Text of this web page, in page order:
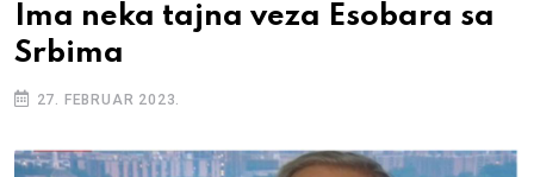
Ima neka tajna veza Esobara sa
Srbima
27. FEBRUAR 2023.